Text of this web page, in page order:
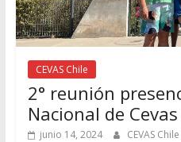
CEVAS Chile
2° reunión
Nacional de
junio 14, 2024 CEVAS Chile